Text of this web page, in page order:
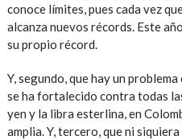
conoce límites, pues cada vez
alcanza nuevos récords. Este
su propio récord.
Y, segundo, que hay un
se ha fortalecido contra todas
yen y la libra esterlina, en
amplia. Y, tercero, que ni